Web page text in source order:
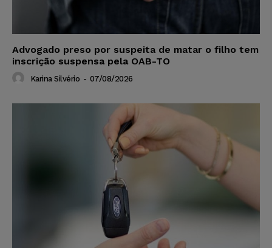
Advogado preso por suspeita de matar o filho tem
inscrição suspensa pela OAB-TO
Karina Silvério - 07/08/2026